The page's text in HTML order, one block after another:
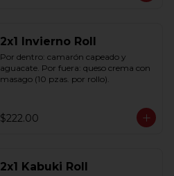
2x1 Invierno Roll
Por dentro: camarón capeado y
aguacate. Por fuera: queso crema con
masago (10 pzas. por rollo).
$222.00
2x1 Kabuki Roll